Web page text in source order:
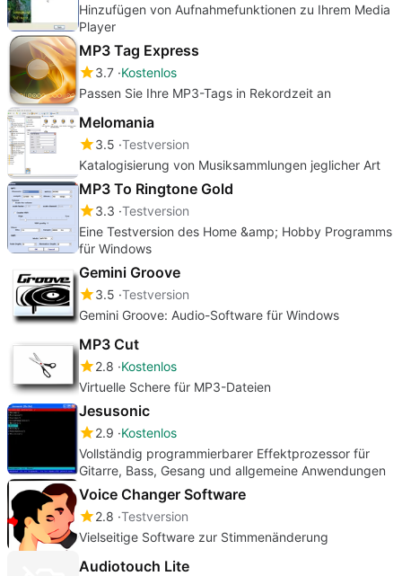
Hinzufügen von Aufnahmefunktionen zu Ihrem Media
Player
MP3 Tag Express
3.7 Kostenlos
Passen Sie Ihre MP3-Tags in Rekordzeit an
Melomania
3.5 Testversion
Katalogisierung von Musiksammlungen jeglicher Art
MP3 To Ringtone Gold
3.3 Testversion
Eine Testversion des Home &amp; Hobby Programms
für Windows
Gemini Groove
3.5 Testversion
Gemini Groove: Audio-Software für Windows
MP3 Cut
2.8 Kostenlos
Virtuelle Schere für MP3-Dateien
Jesusonic
2.9 Kostenlos
Vollständig programmierbarer Effektprozessor für
Gitarre, Bass, Gesang und allgemeine Anwendungen
Voice Changer Software
2.8 Testversion
Vielseitige Software zur Stimmenänderung
Audiotouch Lite